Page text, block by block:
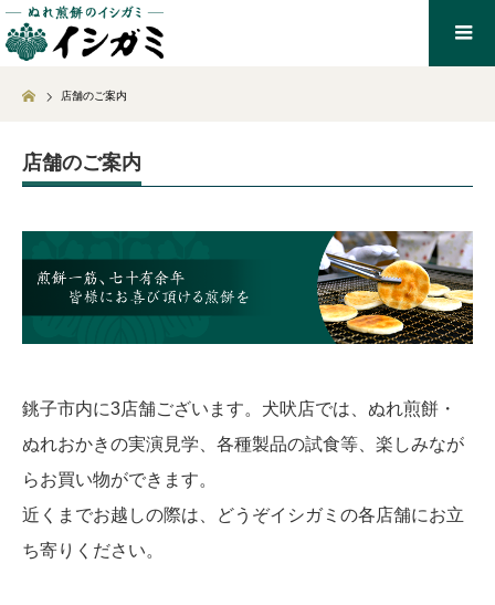
Home
店舗のご案内
店舗のご案内
銚子市内に3店舗ございます。犬吠店では、ぬれ煎餅・
ぬれおかきの実演見学、各種製品の試食等、楽しみなが
らお買い物ができます。
近くまでお越しの際は、どうぞイシガミの各店舗にお立
ち寄りください。